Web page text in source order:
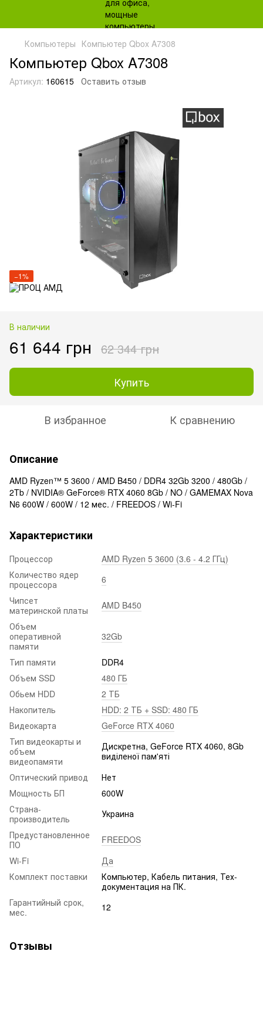
Компьютеры Компьютер Qbox A7308
Компьютер Qbox A7308
Артикул: 160615 Оставить отзыв
−1%
В наличии
61 644 грн 62 344 грн
Купить
В избранное К сравнению
Описание
AMD Ryzen™ 5 3600 / AMD B450 / DDR4 32Gb 3200 / 480Gb /
2Tb / NVIDIA® GeForce® RTX 4060 8Gb / NO / GAMEMAX Nova
N6 600W / 600W / 12 мес. / FREEDOS / Wi-Fi
Характеристики
Процессор
AMD Ryzen 5 3600 (3.6 - 4.2 ГГц)
Количество ядер
процессора
6
Чипсет
материнской платы
AMD B450
Объем
оперативной
памяти
32Gb
Тип памяти
DDR4
Объем SSD
480 ГБ
Обьем HDD
2 ТБ
Накопитель
HDD: 2 ТБ + SSD: 480 ГБ
Видеокарта
GeForce RTX 4060
Тип видеокарты и
объем
видеопамяти
Дискретна, GeForce RTX 4060, 8Gb
виділеної пам'яті
Оптический привод
Нет
Мощность БП
600W
Страна-
производитель
Украина
Предустановленное
ПО
FREEDOS
Wi-Fi
Да
Комплект поставки
Компьютер, Кабель питания, Тех-
документация на ПК.
Гарантийный срок,
мес.
12
Отзывы